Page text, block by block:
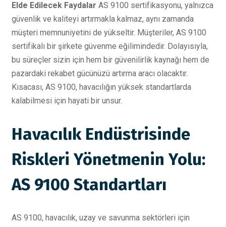
Elde Edilecek Faydalar AS 9100 sertifikasyonu, yalnızca
güvenlik ve kaliteyi artırmakla kalmaz, aynı zamanda
müşteri memnuniyetini de yükseltir. Müşteriler, AS 9100
sertifikalı bir şirkete güvenme eğilimindedir. Dolayısıyla,
bu süreçler sizin için hem bir güvenilirlik kaynağı hem de
pazardaki rekabet gücünüzü artırma aracı olacaktır.
Kısacası, AS 9100, havacılığın yüksek standartlarda
kalabilmesi için hayati bir unsur.
Havacılık Endüstrisinde
Riskleri Yönetmenin Yolu:
AS 9100 Standartları
AS 9100, havacılık, uzay ve savunma sektörleri için